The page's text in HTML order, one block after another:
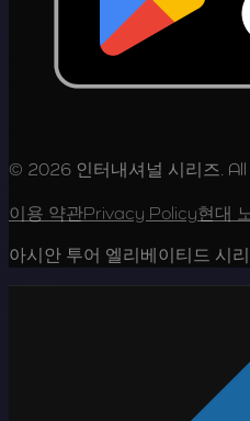
© 2026 인터내셔널 시리즈.
이용 약관Privacy Policy현대
아시안 투어 엘리베이티드 시